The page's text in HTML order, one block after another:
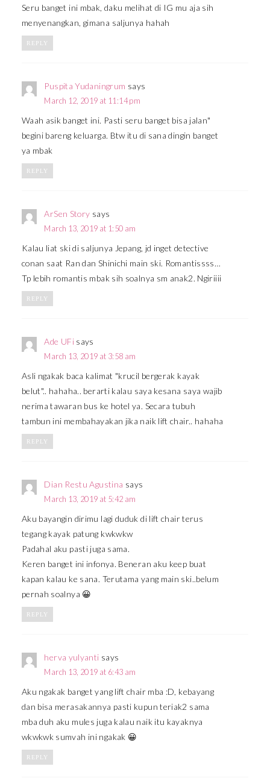
Seru banget ini mbak, daku melihat di IG mu aja sih
menyenangkan, gimana saljunya hahah
REPLY
Puspita Yudaningrum says
March 12, 2019 at 11:14 pm
Waah asik banget ini. Pasti seru banget bisa jalan"
begini bareng keluarga. Btw itu di sana dingin banget
ya mbak
REPLY
ArSen Story says
March 13, 2019 at 1:50 am
Kalau liat ski di saljunya Jepang, jd inget detective
conan saat Ran dan Shinichi main ski. Romantissss…
Tp lebih romantis mbak sih soalnya sm anak2. Ngiriiii
REPLY
Ade UFi says
March 13, 2019 at 3:58 am
Asli ngakak baca kalimat "krucil bergerak kayak
belut".. hahaha.. berarti kalau saya kesana saya wajib
nerima tawaran bus ke hotel ya. Secara tubuh
tambun ini membahayakan jika naik lift chair.. hahaha
REPLY
Dian Restu Agustina says
March 13, 2019 at 5:42 am
Aku bayangin dirimu lagi duduk di lift chair terus
tegang kayak patung kwkwkw
Padahal aku pasti juga sama.
Keren banget ini infonya. Beneran aku keep buat
kapan kalau ke sana. Terutama yang main ski..belum
pernah soalnya 😀
REPLY
herva yulyanti says
March 13, 2019 at 6:43 am
Aku ngakak banget yang lift chair mba :D, kebayang
dan bisa merasakannya pasti kupun teriak2 sama
mba duh aku mules juga kalau naik itu kayaknya
wkwkwk sumvah ini ngakak 😀
REPLY